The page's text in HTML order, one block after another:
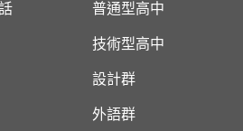
普通型高中
技術型高中
設計群
外語群